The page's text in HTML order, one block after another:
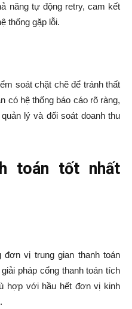
năng tự động retry, cam kết
thống gặp lỗi.
soát chặt chẽ để tránh thất
có hệ thống báo cáo rõ ràng,
lý và đối soát doanh thu
toán tốt nhất
đơn vị trung gian thanh toán
pháp cổng thanh toán tích
hợp với hầu hết đơn vị kinh